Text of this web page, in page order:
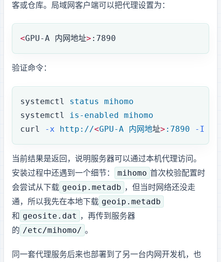
客或仓库。局域网客户端可以把 HTTP/SOCKS 代理设置为：
<GPU-A 内网地址> :7890
验证命令：
systemctl status
mihomo
systemctl
is-enabled mihomo
curl
-x http://<GPU-A 内网地址> :7890 -I
当前结果是 GitHub 返回 HTTP 200，说明服务器可以通过本机代理访问 GitHub。
安装过程中还遇到一个细节：
mihomo 首次校验配置时
会尝试从 GitHub 下载 geoip.metadb ，但当时网络还没走
通，所以我先在本地下载 geoip.metadb
和 geosite.dat ，再传到服务器
的 /etc/mihomo/ 。
同一套代理服务后来也部署到了另一台内网开发机，也